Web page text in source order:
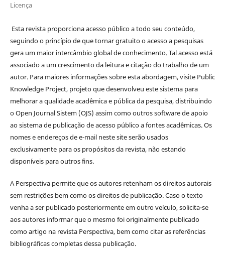
Licença
Esta revista proporciona acesso público a todo seu conteúdo,
seguindo o princípio de que tornar gratuito o acesso a pesquisas
gera um maior intercâmbio global de conhecimento. Tal acesso está
associado a um crescimento da leitura e citação do trabalho de um
autor. Para maiores informações sobre esta abordagem, visite Public
Knowledge Project, projeto que desenvolveu este sistema para
melhorar a qualidade acadêmica e pública da pesquisa, distribuindo
o Open Journal Sistem (OJS) assim como outros software de apoio
ao sistema de publicação de acesso público a fontes acadêmicas. Os
nomes e endereços de e-mail neste site serão usados
exclusivamente para os propósitos da revista, não estando
disponíveis para outros fins.
A Perspectiva permite que os autores retenham os direitos autorais
sem restrições bem como os direitos de publicação. Caso o texto
venha a ser publicado posteriormente em outro veículo, solicita-se
aos autores informar que o mesmo foi originalmente publicado
como artigo na revista Perspectiva, bem como citar as referências
bibliográficas completas dessa publicação.